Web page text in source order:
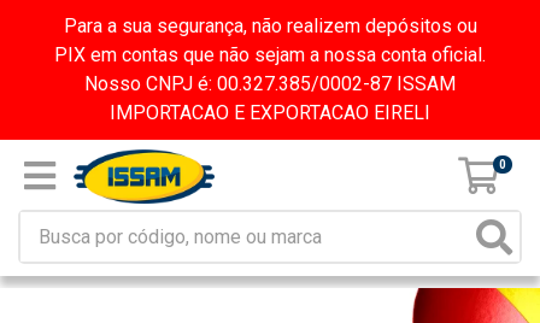
Para a sua segurança, não realizem depósitos ou
PIX em contas que não sejam a nossa conta oficial.
Nosso CNPJ é: 00.327.385/0002-87 ISSAM
IMPORTACAO E EXPORTACAO EIRELI
0